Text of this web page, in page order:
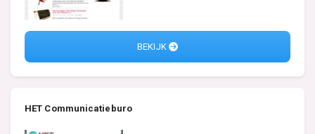
BEKIJK
HET Communicatieburo